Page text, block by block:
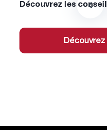
Découvrez les